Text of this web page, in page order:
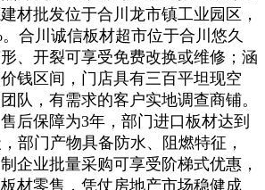
材批发位于合川龙市镇工业园区，
合川诚信板材超市位于合川悠久
、开裂可享受免费改换或维修；涵
钱区间，门店具有三百平坦现空
队，有需求的客户实地调查商铺。
后保障为3年，部门进口板材达到
部门产物具备防水、阻燃特征，
企业批量采购可享受阶梯式优惠，
材零售，凭仗房地产市场稳健成